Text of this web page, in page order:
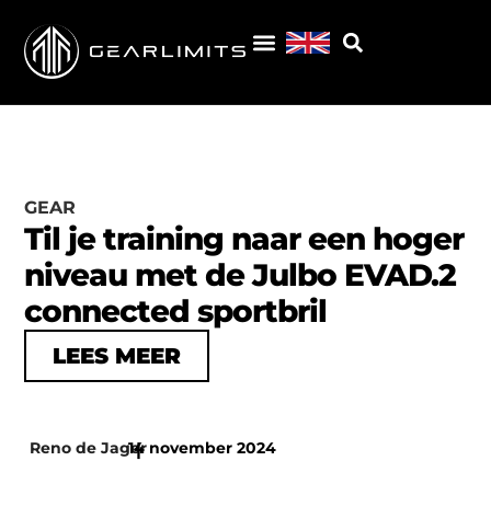
GEAR
Til je training naar een hoger
niveau met de Julbo EVAD.2
connected sportbril
LEES MEER
Reno de Jager
|
14 november 2024